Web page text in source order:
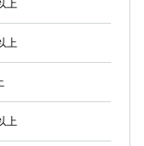
上
上
上